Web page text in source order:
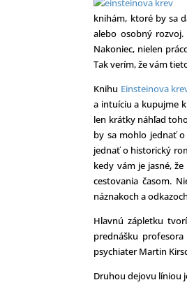
knihám, ktoré by sa
alebo osobný
Nakoniec, nielen
Tak verím, že vám
Knihu Einsteinova
a intuíciu a kupujme
len krátky náhľad
by sa mohlo jednať
jednať o historický
kedy vám je jasné,
cestovania časom.
náznakoch a
Hlavnú zápletku
prednášku
psychiater Martin
Druhou dejovu líniou